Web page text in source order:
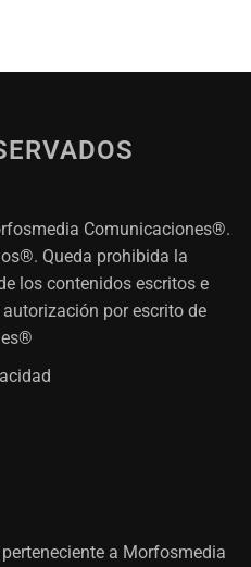
Comunicaciones®.
Queda prohibida la
los contenidos escritos e
por escrito de
a Morfosmedia